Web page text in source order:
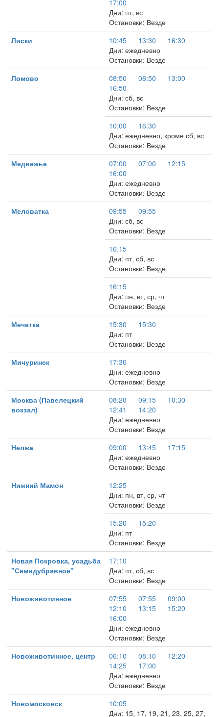
17:00
Дни: пт, вс
Остановки: Везде
Лиски
10:45 13:30
16:30
Дни: ежедневно
Остановки: Везде
Ломово
08:50 08:50
13:00
16:50
Дни: сб, вс
Остановки: Везде
10:00
16:30
Дни: ежедневно, кроме сб, вс
Остановки: Везде
Медвежье
07:00 07:00
12:15
16:00
Дни: ежедневно
Остановки: Везде
Меловатка
09:55
09:55
Дни: сб, вс
Остановки: Везде
16:15
Дни: пт, сб, вс
Остановки: Везде
16:15
Дни: пн, вт, ср, чт
Остановки: Везде
Мечетка
15:30
15:30
Дни: пт
Остановки: Везде
Мичуринск
17:30
Дни: ежедневно
Остановки: Везде
Москва (Павелецкий
вокзал)
08:20 09:15
10:30
12:41
14:20
Дни: ежедневно
Остановки: Везде
Нелжа
09:00 13:45
17:15
Дни: ежедневно
Остановки: Везде
Нижний Мамон
12:25
Дни: пн, вт, ср, чт
Остановки: Везде
15:20
15:20
Дни: пт
Остановки: Везде
Новая Покровка, усадьба
"Семидубравное"
17:10
Дни: пт, сб, вс
Остановки: Везде
Новоживотинное
07:55 07:55
09:00
12:10
13:15
15:20
16:00
Дни: ежедневно
Остановки: Везде
Новоживотинное, центр
06:10 08:10
12:20
14:25
17:00
Дни: ежедневно
Остановки: Везде
Новомосковск
10:05
Дни: 15, 17, 19, 21, 23, 25, 27,